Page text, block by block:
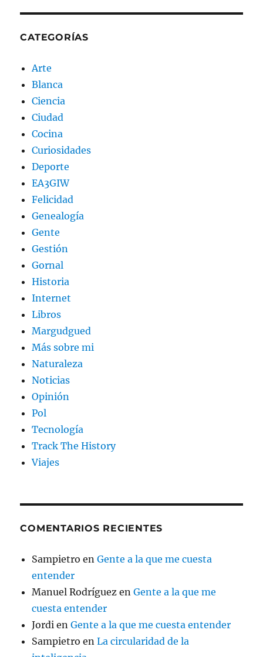
CATEGORÍAS
Arte
Blanca
Ciencia
Ciudad
Cocina
Curiosidades
Deporte
EA3GIW
Felicidad
Genealogía
Gente
Gestión
Gornal
Historia
Internet
Libros
Margudgued
Más sobre mi
Naturaleza
Noticias
Opinión
Pol
Tecnología
Track The History
Viajes
COMENTARIOS RECIENTES
Sampietro enGente a la que me cuesta
entender
Manuel Rodríguez enGente a la que me
cuesta entender
Jordi enGente a la que me cuesta entender
Sampietro enLa circularidad de la